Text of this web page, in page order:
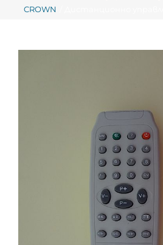
CROWN